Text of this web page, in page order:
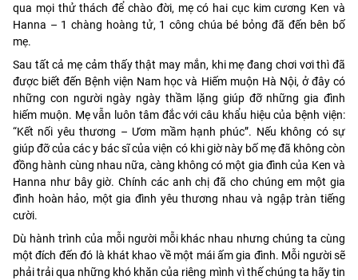
qua mọi thử thách để chào đời, mẹ có hai cục kim cương Ken và
Hanna – 1 chàng hoàng tử, 1 công chúa bé bỏng đã đến bên bố
mẹ.
Sau tất cả mẹ cảm thấy thật may mắn, khi mẹ đang chơi vơi thì đã
được biết đến Bệnh viện Nam học và Hiếm muộn Hà Nội, ở đây có
những con người ngày ngày thầm lặng giúp đỡ những gia đình
hiếm muộn. Mẹ vẫn luôn tâm đắc với câu khẩu hiệu của bệnh viện:
“Kết nối yêu thương – Ươm mầm hạnh phúc”. Nếu không có sự
giúp đỡ của các y bác sĩ của viện có khi giờ này bố mẹ đã không còn
đồng hành cùng nhau nữa, càng không có một gia đình của Ken và
Hanna như bây giờ. Chính các anh chị đã cho chúng em một gia
đình hoàn hảo, một gia đình yêu thương nhau và ngập tràn tiếng
cười.
Dù hành trình của mỗi người mỗi khác nhau nhưng chúng ta cùng
một đích đến đó là khát khao về một mái ấm gia đình. Mỗi người sẽ
phải trải qua những khó khăn của riêng mình vì thế chúng ta hãy tin